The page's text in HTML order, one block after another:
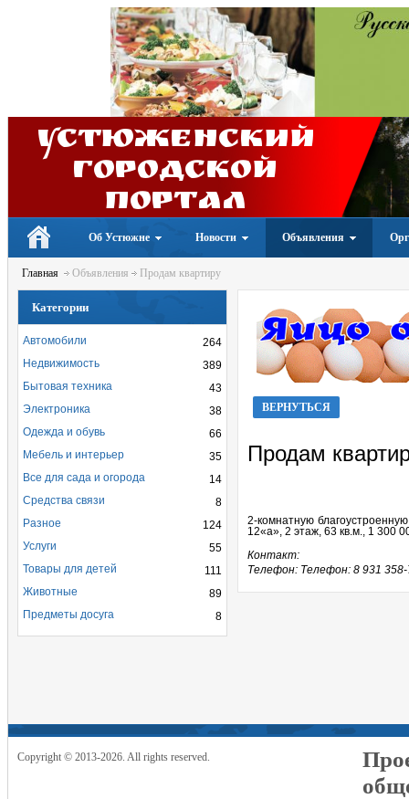
Устюженский
Городской
портал
Об Устюжне Новости Объявления
Главная Объявления Продам квартиру
ВЕРНУТЬСЯ
Продам
2-комнатную
12«а», 2 этаж, 63 кв.м., 1 300
Контакт:
Телефон: Телефон: 8 931
Категории
264
Автомобили
389
Недвижимость
43
Бытовая техника
38
Электроника
66
Одежда и обувь
35
Мебель и интерьер
14
Все для сада и огорода
8
Средства связи
124
Разное
55
Услуги
111
Товары для детей
89
Животные
8
Предметы досуга
Copyright © 2013-2026. All rights reserved.